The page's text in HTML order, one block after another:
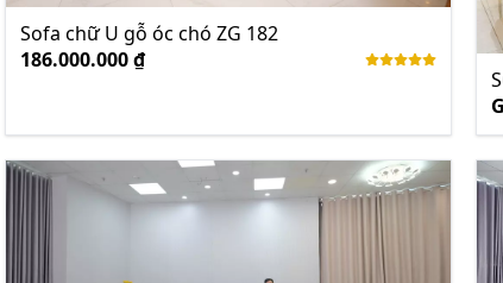
Sofa chữ U gỗ óc chó ZG 182
186.000.000 ₫